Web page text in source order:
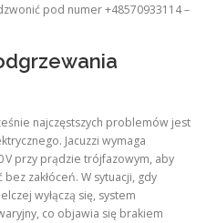
pod numer +48570933114 –
najczęstszych problemów jest
Jacuzzi wymaga
V przy prądzie trójfazowym, aby
zakłóceń. W sytuacji, gdy
wyłączą się, system
co objawia się brakiem